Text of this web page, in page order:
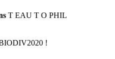
T EAU T O PHIL
!